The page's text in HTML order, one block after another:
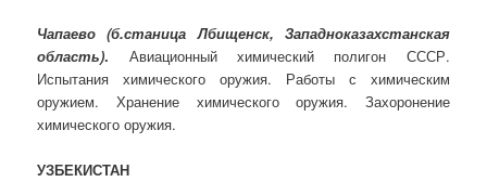
Чапаево (б.станица Лбищенск, Западноказахстанская
область). Авиационный химический полигон СССР.
Испытания химического оружия. Работы с химическим
оружием. Хранение химического оружия. Захоронение
химического оружия.
УЗБЕКИСТАН